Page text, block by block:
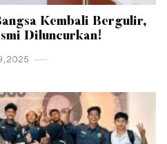
Kembali Bergulir,
Diluncurkan!
, 2025